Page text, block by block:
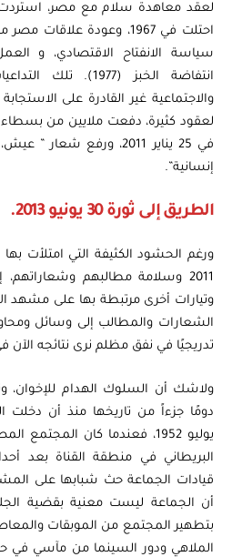
لعقد معاهدة سلام مع مصر، استردت
احتلت في 1967، وعودة علاقات
سياسة الانفتاح الاقتصادي، و
انتفاضة الخبز (1977).
والاجتماعية غير القادرة على
لعقود كثيرة، دفعت ملايين من بسطاء
في 25 يناير 2011، ورفع شعار
إنسانية”.
الطريق إلى ثورة 30 يونيو 2013.
ورغم الحشود الكثيفة التي امتلأت بها
2011 وسلامة مطالبهم وشعاراتهم،
وتيارات أخرى مرتبطة بها على مشهد
الشعارات والمطالب إلى وسائل ومحاور
تدريجيًا في نفق مظلم نرى نتائجه الآن
ولاشك أن السلوك الهدام للإخوان،
دومًا جزءاً من تاريخها منذ أن دخلت
يوليو 1952، فعندما كان
البريطاني في منطقة القناة بعد
قيادات الجماعة حث شبابها على
أن الجماعة ليست معنية بقضية الجلاء
بتطهير المجتمع من الموبقات
الملاهي ودور السينما من مآسي في